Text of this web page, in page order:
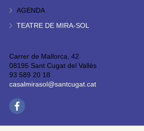
AGENDA
TEATRE DE MIRA-SOL
Carrer de Mallorca, 42
08195 Sant Cugat del Vallès
93 589 20 18
casalmirasol@santcugat.cat